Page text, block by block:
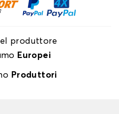
produttore
Europei
Produttori